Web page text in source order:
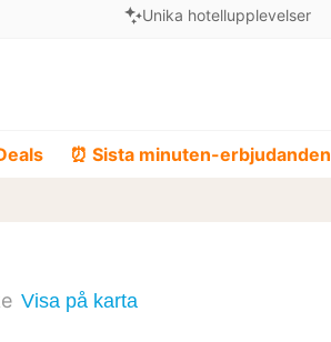
Unika hotellupplevelser
⏰ Sista minuten-erbjudanden
Visa på karta